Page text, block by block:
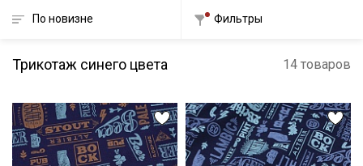
По новизне Фильтры
Трикотаж синего цвета 14 товаров